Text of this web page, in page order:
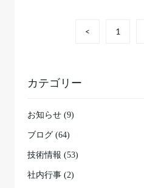
< 1
カテゴリー
お知らせ (9)
ブログ (64)
技術情報 (53)
社内行事 (2)